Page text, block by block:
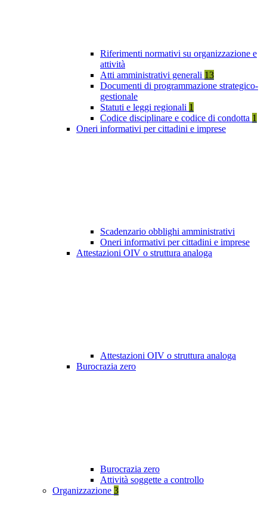
Riferimenti normativi su organizzazione e
attività
Atti amministrativi generali 13
Documenti di programmazione strategico-
gestionale
Statuti e leggi regionali 1
Codice disciplinare e codice di condotta 1
Oneri informativi per cittadini e imprese
Scadenzario obblighi amministrativi
Oneri informativi per cittadini e imprese
Attestazioni OIV o struttura analoga
Attestazioni OIV o struttura analoga
Burocrazia zero
Burocrazia zero
Attività soggette a controllo
Organizzazione 3